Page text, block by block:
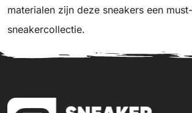
materialen zijn deze sneakers een
sneakercollectie.